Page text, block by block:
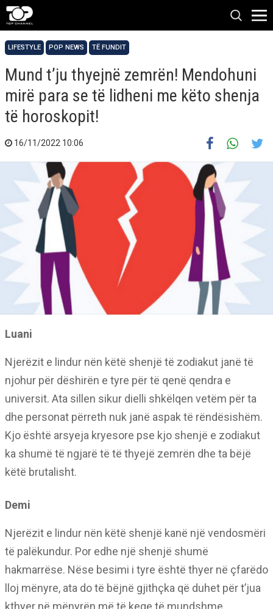
LIFESTYLE POP NEWS TË FUNDIT
Mund t’ju thyejnë zemrën! Mendohuni
mirë para se të lidheni me këto shenja
të horoskopit!
16/11/2022 10:06
Luani
Njerëzit e lindur nën këtë shenjë të zodiakut janë të
njohur për dëshirën e tyre për të qenë qendra e
universit. Ata sillen sikur dielli shkëlqen vetëm për ta
dhe personat përreth nuk janë aspak të rëndësishëm.
Kjo është arsyeja kryesore pse kjo shenjë e zodiakut
ka shumë të ngjarë të të thyejë zemrën dhe ta bëjë
këtë brutalisht.
Demi
Njerëzit e lindur nën këtë shenjë kanë një vendosmëri
të palëkundur. Por edhe një shenjë shumë
hakmarrëse. Nëse besimi i tyre është thyer në çfarëdo
lloj mënyre, ata do të bëjnë gjithçka që duhet për t’jua
kthyer në mënyrën më të keqe të mundshme.